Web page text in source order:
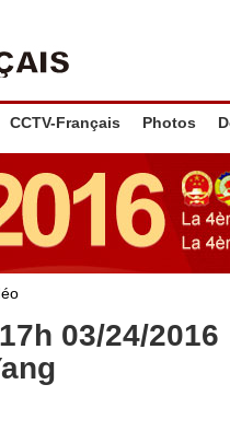
CCTV-Français Photos
03/24/